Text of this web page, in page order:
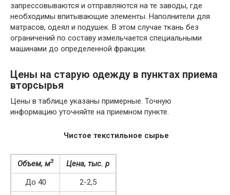
запрессовываются и отправляются на те заводы, где
необходимы впитывающие элементы. Наполнители для
матрасов, одеял и подушек. В этом случае ткань без
ограничений по составу измельчается специальными
машинами до определенной фракции.
Цены на старую одежду в пунктах приема
вторсырья
Цены в таблице указаны примерные. Точную
информацию уточняйте на приемном пункте.
Чистое текстильное сырье
Объем, м3
Цена, тыс. р
До 40
2-2,5